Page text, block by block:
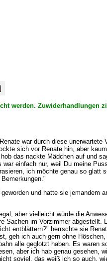
]
werden. Zuwiderhandlungen
war durch diese unerwartete
sich vor Renate hin, aber
das nackte Mädchen auf und
einfach nur, weil Du meine
ich möchte genau so glatt
und hatte sie jemandem
aber vielleicht würde die
Sachen im Vorzimmer
entblättern?" herrschte sie
geh ich auch gern ohne
alle geglotzt haben. Es waren
aber ich hab genau gesehen,
soviel, das weiß ich so auch,